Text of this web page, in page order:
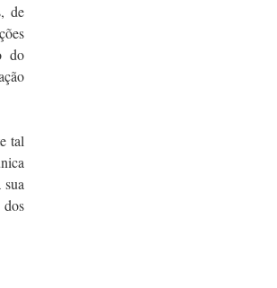
de
do
tal
dos